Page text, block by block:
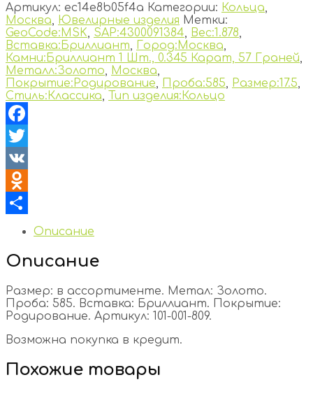
Артикул: ec14e8b05f4a Категории: Кольца,
Москва, Ювелирные изделия Метки:
GeoCode:MSK, SAP:4300091384, Вес:1.878,
Вставка:Бриллиант, Город:Москва,
Камни:Бриллиант 1 Шт., 0.345 Карат, 57 Граней,
Металл:Золото, Москва,
Покрытие:Родирование, Проба:585, Размер:17.5,
Стиль:Классика, Тип изделия:Кольцо
Facebook
Twitter
VK
Odnoklassniki
Отправить
Описание
Описание
Размер: в ассортименте. Метал: Золото.
Проба: 585. Вставка: Бриллиант. Покрытие:
Родирование. Артикул: 101-001-809.
Возможна покупка в кредит.
Похожие товары